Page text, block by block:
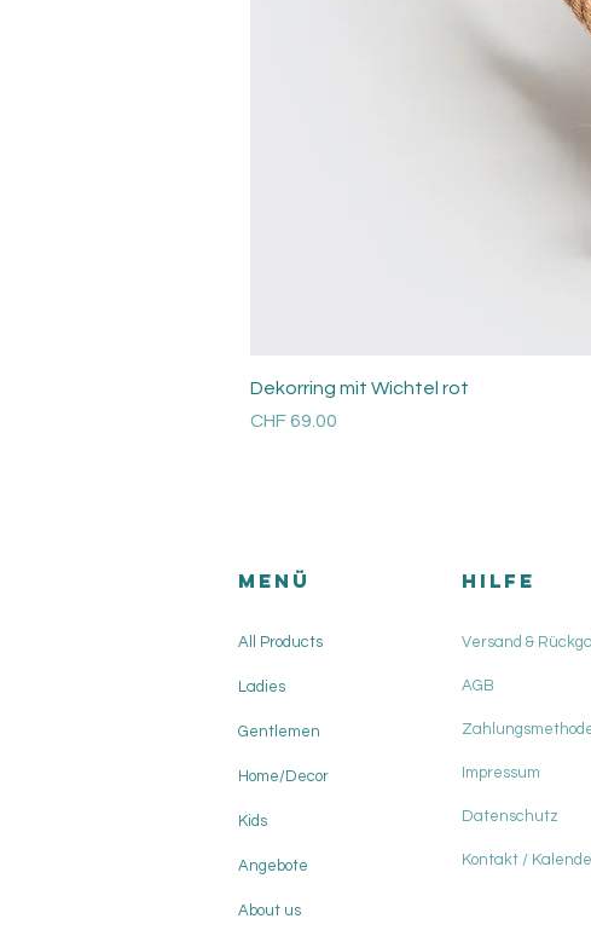
Dekorring mit Wichtel rot
Price
CHF 69.00
Menü
All Products
Ladies
Gentlemen
Home/Decor
Kids
Angebote
About us
HILFE
Versand &
AGB
Impressum
Datenschutz
Kontakt /